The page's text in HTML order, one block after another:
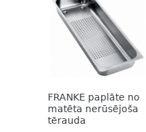
FRANKE paplāte no
matēta nerūsējoša
tērauda